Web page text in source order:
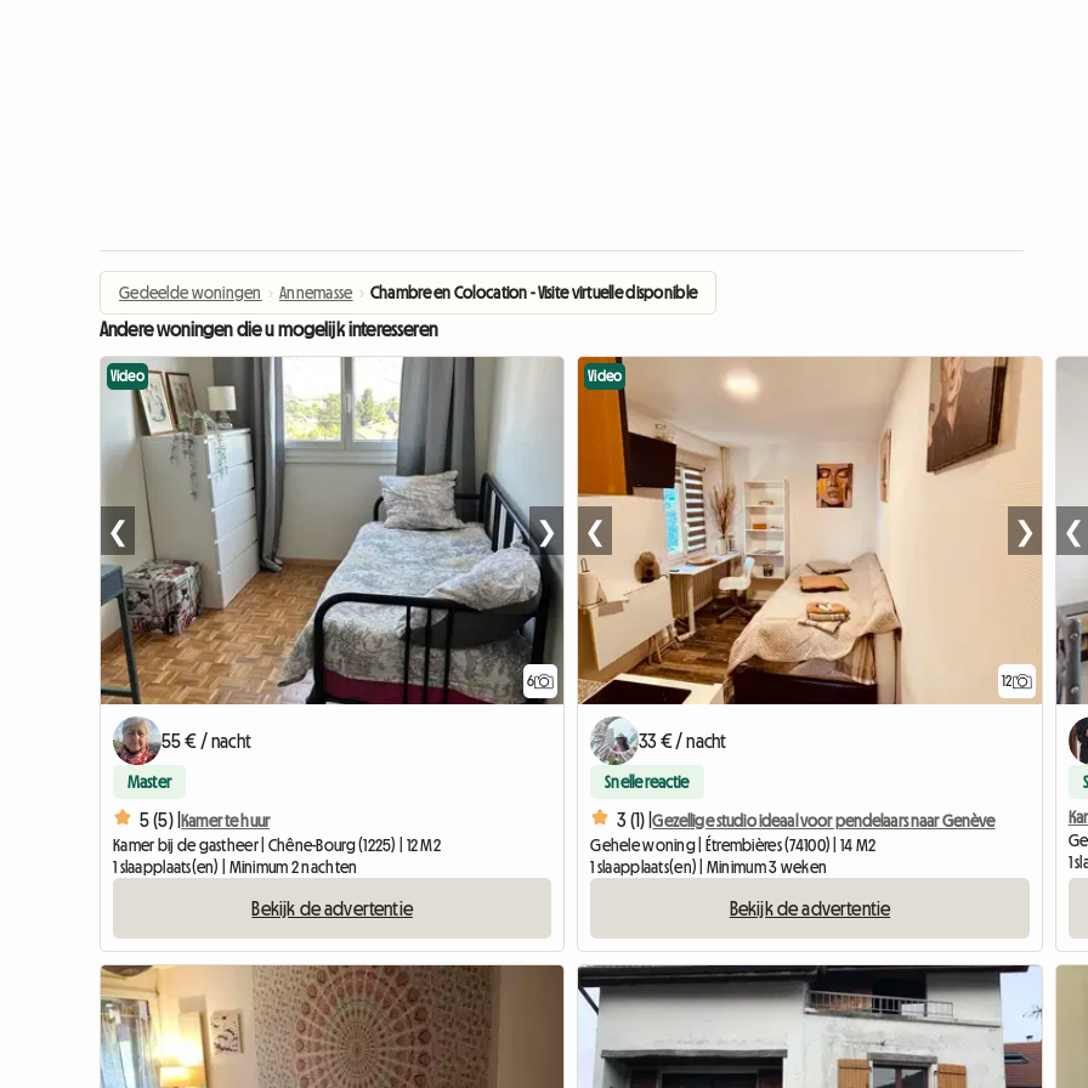
Gedeelde woningen › Annemasse › Chambre en Colocation - Visite virtuelle disponible
Andere woningen die u mogelijk interesseren
6
Video
❮ ❯
55 € / nacht
Master
5 (5) |Kamer te huur
Kamer bij de gastheer | Chêne-Bourg (1225) | 12 M2
1 slaapplaats(en) | Minimum 2 nachten
Bekijk de advertentie
12
Video
❮ ❯
33 € / nacht
Snelle reactie
3 (1) |Gezellige studio ideaal voor pendelaars naar Genève
Gehele woning | Étrembières (74100) | 14 M2
1 slaapplaats(en) | Minimum 3 weken
Bekijk de advertentie
❮
1